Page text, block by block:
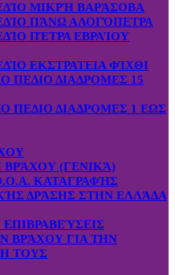
ΜΙΚΡΉ ΒΑΡΆΣΟΒΑ
ΠΆΝΩ ΑΛΟΓΌΠΕΤΡΑ
ΠΈΤΡΑ ΕΒΡΑΊΟΥ
ΕΚΣΤΡΑΤΕΙΑ ΦΊΧΘΙ
ΠΕΔΙΟ ΔΙΑΔΡΟΜΕΣ 15
ΠΕΔΙΟ ΔΙΑΔΡΟΜΕΣ 1 ΕΩΣ
ΒΡΆΧΟΥ (ΓΕΝΙΚΆ)
ΚΑΤΑΓΡΑΦΉΣ
ΔΡΆΣΗΣ ΣΤΗΝ ΕΛΛΆΔΑ
ΒΡΆΧΟΥ ΓΙΑ ΤΗΝ
ΤΟΥΣ